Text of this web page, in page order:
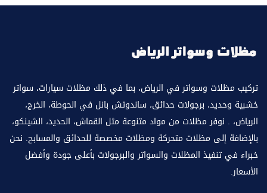
تركيب مظلات وسواتر في الرياض، بما في ذلك مظلات سيارات، سواتر
خشبية وحديد، برجولات حدائق، ساندوتش بانل في الحوطة، الخرج،
الرياض، . نوفر مظلات من مواد متنوعة مثل القماش، الحديد، الشينكو،
بالإضافة إلى مظلات متحركة ومظلات مخصصة للحدائق والمسابح. نحن
خبراء في تنفيذ المظلات والسواتر والبرجولات بأعلى جودة وأفضل
الأسعار.